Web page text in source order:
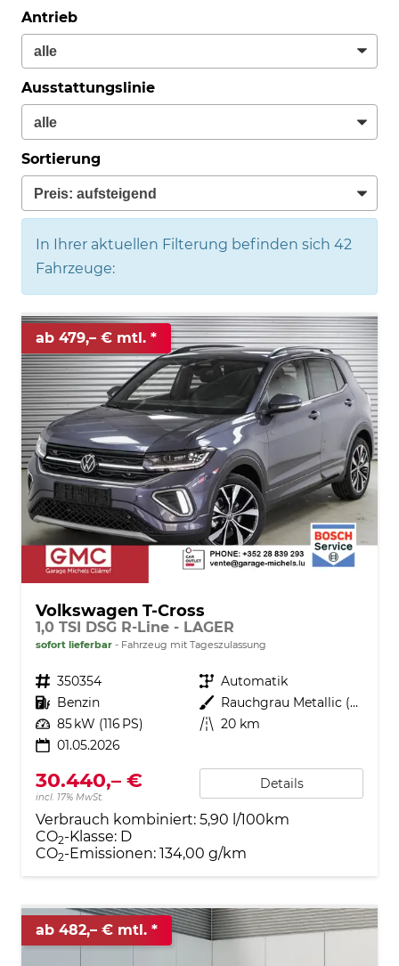
Antrieb
Ausstattungslinie
Sortierung
In Ihrer aktuellen Filterung befinden sich 42
Fahrzeuge:
ab 479,– € mtl.
Volkswagen T-Cross
1,0 TSI DSG R-Line - LAGER
sofort lieferbar Fahrzeug mit Tageszulassung
Fahrzeugnr. 350354 Getriebe Automatik
Kraftstoff Benzin Außenfarbe
Rauchgrau Metallic (5W)
Leistung 85 kW (116 PS) Kilometerstand 20 km
01.05.2026
30.440,– €
incl. 17% MwSt.
Details
Verbrauch kombiniert: 5,90 l/100km
CO2-Klasse: D
CO2-Emissionen: 134,00 g/km
ab 482,– € mtl.